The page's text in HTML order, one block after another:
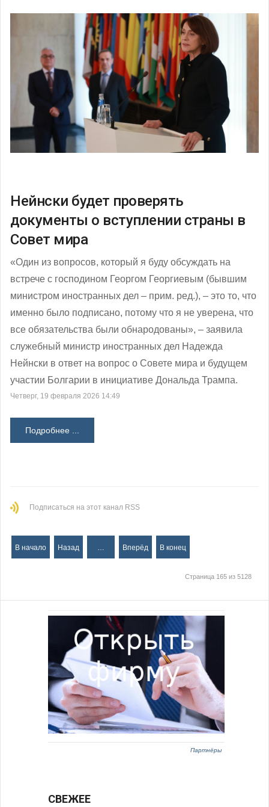
Нейнски будет проверять
документы о вступлении страны в
Совет мира
«Один из вопросов, который я буду обсуждать на
встрече с господином Георгом Георгиевым (бывшим
министром иностранных дел – прим. ред.), – это то, что
именно было подписано, потому что я не уверена, что
все обязательства были обнародованы», – заявила
служебный министр иностранных дел Надежда
Нейнски в ответ на вопрос о Совете мира и будущем
участии Болгарии в инициативе Дональда Трампа.
Четверг, 19 февраля 2026 14:49
Подробнее ...
Подписаться на этот канал RSS
В начало Назад … Вперёд В конец
Страница 165 из 5128
Партнёры
СВЕЖЕЕ